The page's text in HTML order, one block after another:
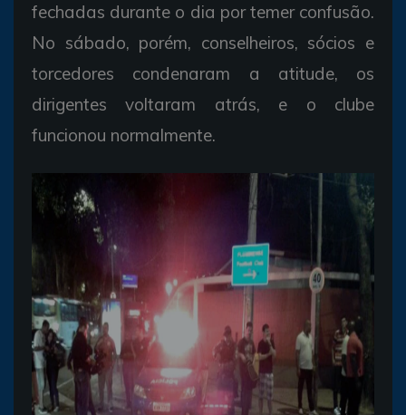
fechadas durante o dia por temer confusão.
No sábado, porém, conselheiros, sócios e
torcedores condenaram a atitude, os
dirigentes voltaram atrás, e o clube
funcionou normalmente.